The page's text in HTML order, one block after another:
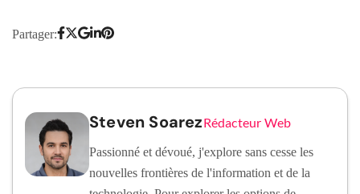
Partager:
Steven SoarezRédacteur Web
Passionné et dévoué, j'explore sans cesse les
nouvelles frontières de l'information et de la